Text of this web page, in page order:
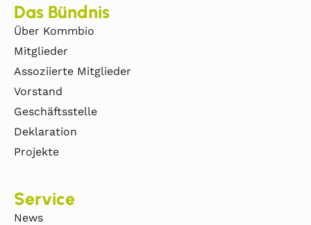
Das Bündnis
Über Kommbio
Mitglieder
Assoziierte Mitglieder
Vorstand
Geschäftsstelle
Deklaration
Projekte
Service
News